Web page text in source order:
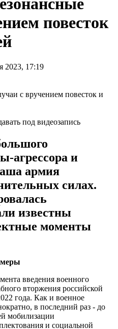
повесток
2023, 17:19
под видеозапись
агрессора и
армия
силах.
известны
моменты
введения военного
вторжения российской
года. Как и военное
в последний раз - до
мобилизации
и социальной